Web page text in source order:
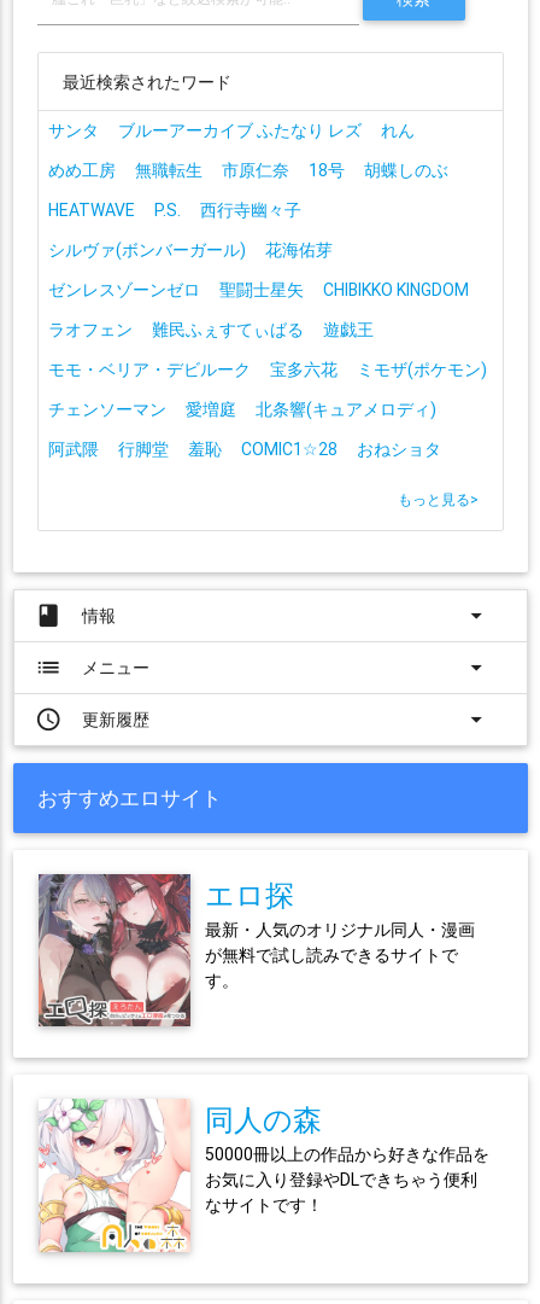
最近検索されたワード
サンタ ブルーアーカイブ ふたなり レズ
れん
めめ工房
無職転生 市原仁奈 18号
胡蝶しのぶ
HEATWAVE
P.S.
西行寺幽々子
シルヴァ(ボンバーガール)
花海佑芽
ゼンレスゾーンゼロ
聖闘士星矢
CHIBIKKO KINGDOM
ラオフェン
難民ふぇすてぃばる
遊戯王
モモ・ベリア・デビルーク
宝多六花
ミモザ(ポケモン)
チェンソーマン
愛増庭
北条響(キュアメロディ)
阿武隈
行脚堂 羞恥 COMIC1☆28 おねショタ
もっと見る>
book 情報
arrow_drop_down
list
メニュー
arrow_drop_down
access_time
更新履歴 arrow_drop_down
おすすめエロサイト
エロ探
最新・人気のオリジナル同人・漫画
が無料で試し読みできるサイトで
す。
同人の森
50000冊以上の作品から好きな作品を
お気に入り登録やDLできちゃう便利
なサイトです！